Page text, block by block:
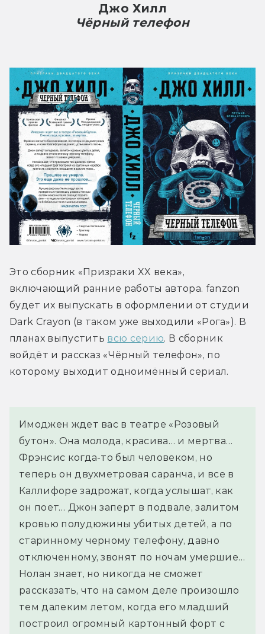
Джо Хилл
Чёрный телефон
Это сборник «Призраки XX века»,
включающий ранние работы автора. fanzon
будет их выпускать в оформлении от студии
Dark Crayon (в таком уже выходили «Рога»). В
планах выпустить всю серию. В сборник
войдёт и рассказ «Чёрный телефон», по
которому выходит одноимённый сериал.
Имоджен ждет вас в театре «Розовый
бутон». Она молода, красива… и мертва…
Фрэнсис когда-то был человеком, но
теперь он двухметровая саранча, и все в
Каллифоре задрожат, когда услышат, как
он поет… Джон заперт в подвале, залитом
кровью полудюжины убитых детей, а по
старинному черному телефону, давно
отключенному, звонят по ночам умершие…
Нолан знает, но никогда не сможет
рассказать, что на самом деле произошло
тем далеким летом, когда его младший
построил огромный картонный форт с